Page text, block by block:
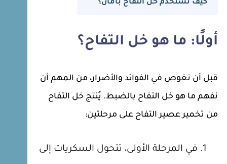
كيف تستخدم خل التفاح بأمان؟
أولًا: ما هو خل التفاح؟
قبل أن نغوص في الفوائد والأضرار، من المهم أن
نفهم ما هو خل التفاح بالضبط. يُنتج خل التفاح
من تخمير عصير التفاح على مرحلتين:
في المرحلة الأولى، تتحول السكريات إلى